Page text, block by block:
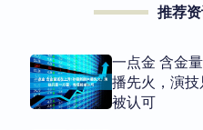
推荐
一点金 含金
播先火，演
被认可